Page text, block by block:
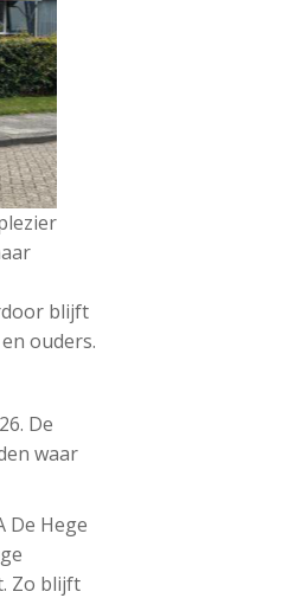
blijft
ouders.
De
waar
De Hege
Zo blijft